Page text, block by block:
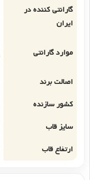
گارانتی کننده در
ایران
موارد گارانتی
اصالت برند
کشور سازنده
سایز قاب
ارتفاع قاب